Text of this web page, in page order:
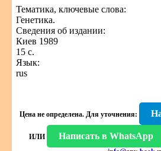
Тематика, ключевые слова:
Генетика.
Сведения об издании:
Киев 1989
15 с.
Язык:
rus
Цена не определена. Для уточнения:
ИЛИ Написать в WhatsApp